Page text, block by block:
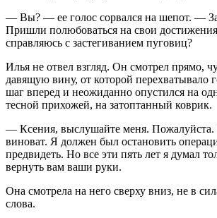
— Вы? — ее голос сорвался на шепот. —
Пришли полюбоваться на свои
справляюсь с застегиванием пуговиц?
Илья не отвел взгляд. Он смотрел прямо,
давящую вину, от которой перехватывало
шаг вперед и неожиданно опустился на
тесной прихожей, на затоптанный коврик.
— Ксения, выслушайте меня. Пожалуйста.
виноват. Я должен был остановить
предвидеть. Но все эти пять лет я думал
вернуть вам ваши руки.
Она смотрела на него сверху вниз, не в
слова.